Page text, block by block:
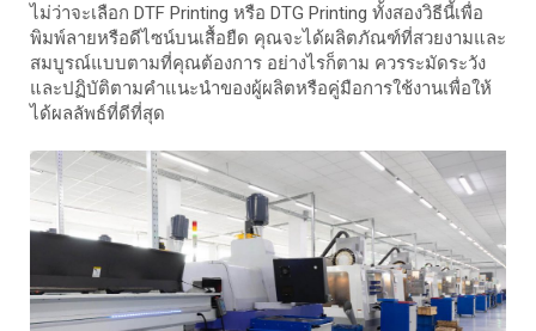
ไม่ว่าจะเลือก DTF Printing หรือ DTG Printing ทั้งสองวิธีนี้เพื่อ
พิมพ์ลายหรือดีไซน์บนเสื้อยืด คุณจะได้ผลิตภัณฑ์ที่สวยงามและ
สมบูรณ์แบบตามที่คุณต้องการ อย่างไรก็ตาม ควรระมัดระวัง
และปฏิบัติตามคำแนะนำของผู้ผลิตหรือคู่มือการใช้งานเพื่อให้
ได้ผลลัพธ์ที่ดีที่สุด